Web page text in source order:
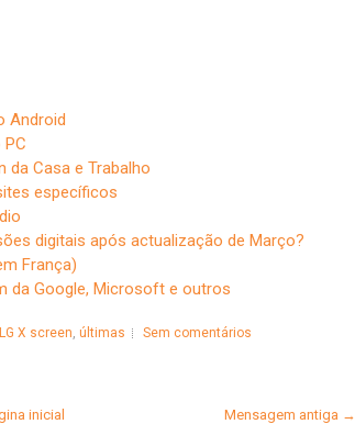
Android
da Casa e Trabalho
específicos
digitais após actualização de Março?
França)
da Google, Microsoft e outros
LG X screen, últimas Sem comentários
Mensagem antiga →
inicial